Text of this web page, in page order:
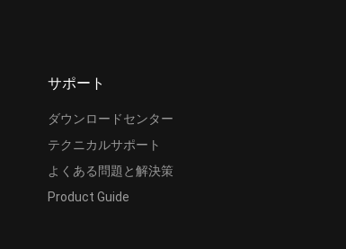
サポート
ダウンロードセンター
テクニカルサポート
よくある問題と解決策
Product Guide